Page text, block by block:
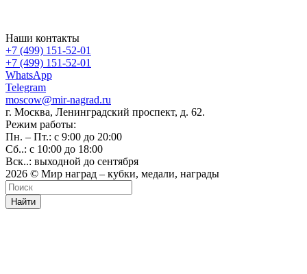
Наши контакты
+7 (499) 151-52-01
+7 (499) 151-52-01
WhatsApp
Telegram
moscow@mir-nagrad.ru
г. Москва, Ленинградский проспект, д. 62.
Режим работы:
Пн. – Пт.: с 9:00 до 20:00
Сб..: с 10:00 до 18:00
Вск..: выходной до сентября
2026 © Мир наград – кубки, медали, награды
Найти